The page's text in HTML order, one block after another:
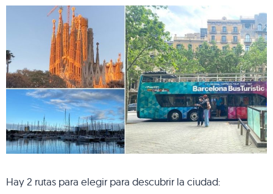
Hay 2 rutas para elegir para descubrir la ciudad: